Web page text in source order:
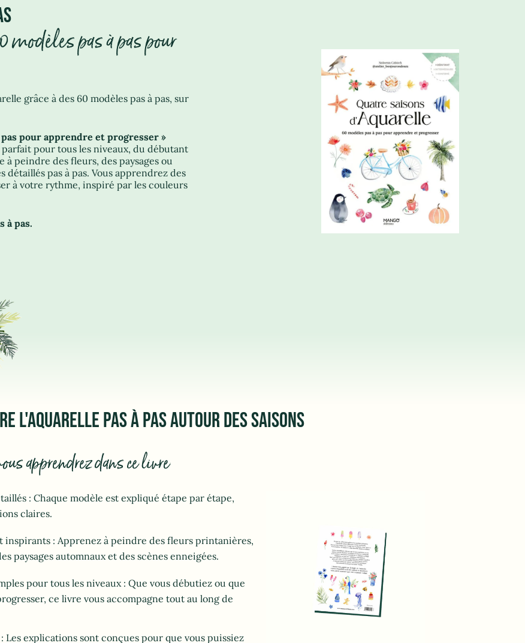
modèles pas à pas pour
grâce à des 60 modèles pas à pas, sur
pas pour apprendre et progresser »
pour tous les niveaux, du débutant
peindre des fleurs, des paysages ou
pas à pas. Vous apprendrez des
à votre rythme, inspiré par les couleurs
à pas.
L'AQUARELLE PAS À PAS AUTOUR DES SAISONS
apprendrez dans ce livre
: Chaque modèle est expliqué étape par étape,
claires.
inspirants : Apprenez à peindre des fleurs printanières,
paysages automnaux et des scènes enneigées.
pour tous les niveaux : Que vous débutiez ou que
ce livre vous accompagne tout au long de
Les explications sont conçues pour que vous puissiez